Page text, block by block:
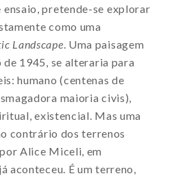
pretende-se explorar
como uma
Landscape. Uma paisagem
1945, se alteraria para
humano (centenas de
maioria civis),
existencial. Mas uma
contrário dos terrenos
Alice Miceli, em
aconteceu. É um terreno,